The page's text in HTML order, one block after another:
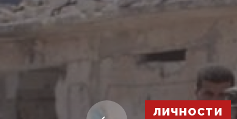
ЛИЧНОСТИ